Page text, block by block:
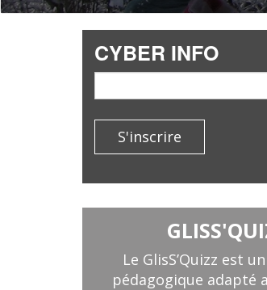
CYBER INFO
S'inscrire
Le GlisS’Quizz est
pédagogique adapté